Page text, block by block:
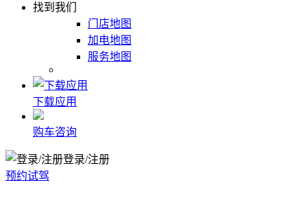
找到我们
门店地图
加电地图
服务地图
下载应用
购车咨询
登录/注册
预约试驾